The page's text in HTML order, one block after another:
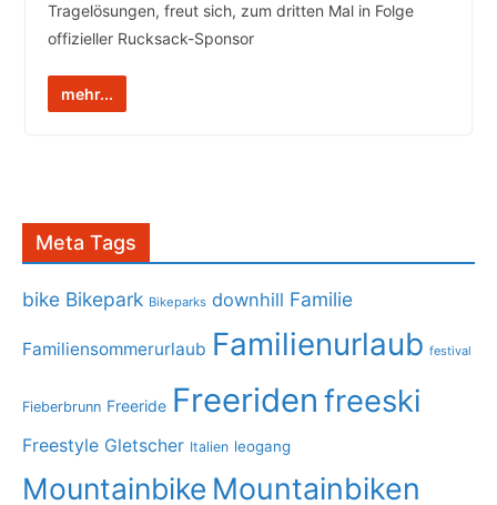
Tragelösungen, freut sich, zum dritten Mal in Folge
offizieller Rucksack-Sponsor
mehr...
Meta Tags
bike Bikepark Bikeparks downhill Familie
Familiensommerurlaub Familienurlaub festival
Fieberbrunn Freeride Freeriden freeski
Freestyle Gletscher Italien leogang
Mountainbike Mountainbiken